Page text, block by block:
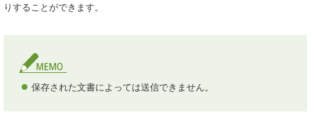
りすることができます。
保存された文書によっては送信できません。